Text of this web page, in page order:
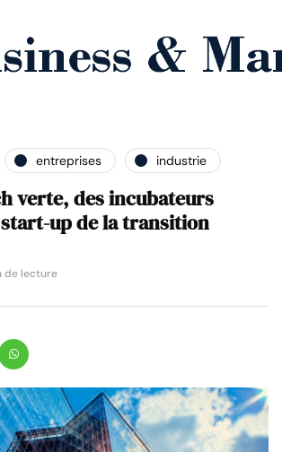
entreprises industrie
verte, des incubateurs
up de la transition
de lecture